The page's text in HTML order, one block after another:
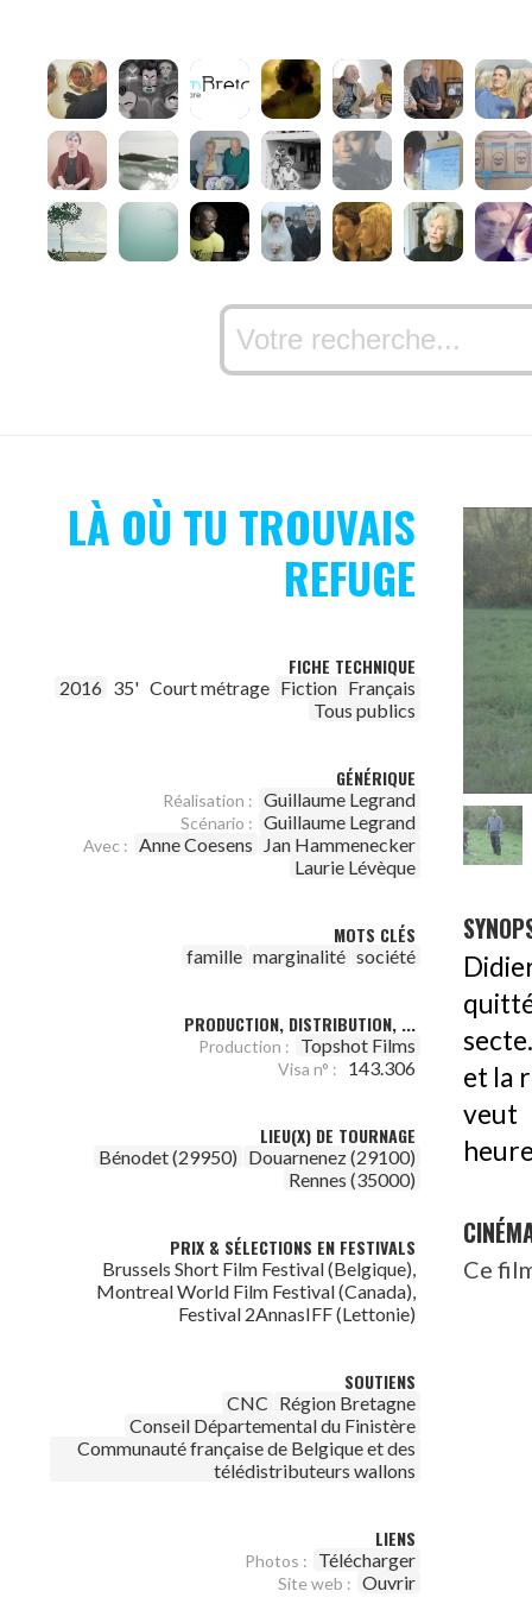
LÀ OÙ TU TROUVAIS
REFUGE
FICHE TECHNIQUE
2016 35' Court métrage Fiction Français
Tous publics
GÉNÉRIQUE
Réalisation : Guillaume Legrand
Scénario : Guillaume Legrand
Avec : Anne Coesens
Jan Hammenecker
Laurie Lévèque
MOTS CLÉS
famille marginalité société
PRODUCTION, DISTRIBUTION, ...
Production : Topshot Films
Visa n° : 143.306
LIEU(X) DE TOURNAGE
Bénodet (29950) Douarnenez (29100)
Rennes (35000)
PRIX & SÉLECTIONS EN FESTIVALS
Brussels Short Film Festival (Belgique),
Montreal World Film Festival (Canada),
Festival 2AnnasIFF (Lettonie)
SOUTIENS
CNC Région Bretagne
Conseil Départemental du Finistère
Communauté française de Belgique et des
télédistributeurs wallons
LIENS
Photos : Télécharger
Site web : Ouvrir
et la
veut
Ce